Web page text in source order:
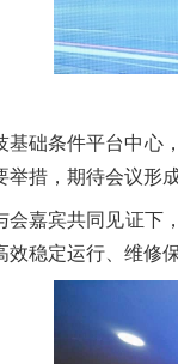
基础条件平台中心
措，期待会议形
会嘉宾共同见证下
稳定运行、维修